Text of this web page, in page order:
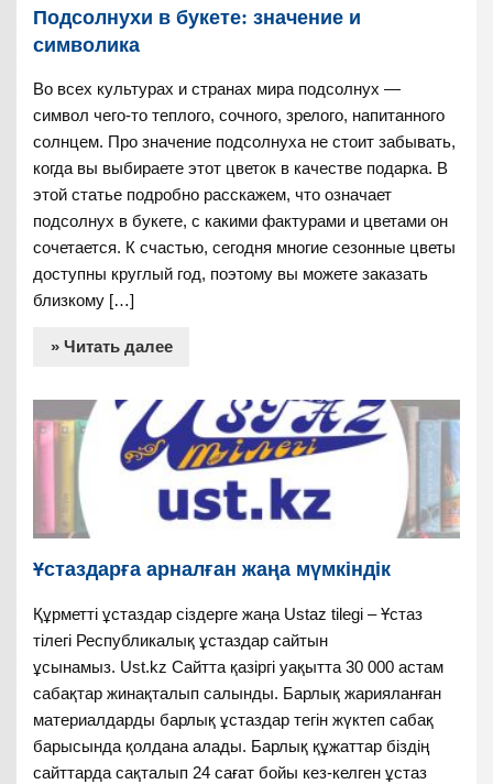
Подсолнухи в букете: значение и
символика
Во всех культурах и странах мира подсолнух —
символ чего-то теплого, сочного, зрелого, напитанного
солнцем. Про значение подсолнуха не стоит забывать,
когда вы выбираете этот цветок в качестве подарка. В
этой статье подробно расскажем, что означает
подсолнух в букете, с какими фактурами и цветами он
сочетается. К счастью, сегодня многие сезонные цветы
доступны круглый год, поэтому вы можете заказать
близкому […]
» Читать далее
Ұстаздарға арналған жаңа мүмкіндік
Құрметті ұстаздар сіздерге жаңа Ustaz tilegi – Ұстаз
тілегі Республикалық ұстаздар сайтын
ұсынамыз. Ust.kz Сайтта қазіргі уақытта 30 000 астам
сабақтар жинақталып салынды. Барлық жарияланған
материалдарды барлық ұстаздар тегін жүктеп сабақ
барысында қолдана алады. Барлық құжаттар біздің
сайттарда сақталып 24 сағат бойы кез-келген ұстаз